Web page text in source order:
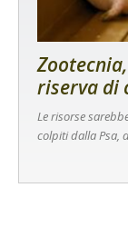
riserva di
Le risorse
colpiti dalla Psa,